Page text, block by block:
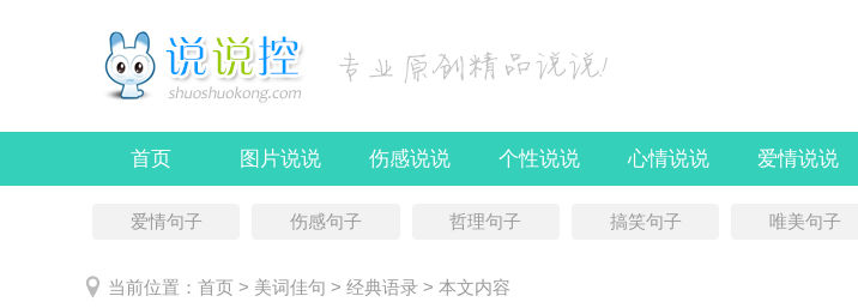
首页 图片说说 伤感说说 个性说说 心情说说 爱情说说
爱情句子 伤感句子 哲理句子 搞笑句子 唯美句子
当前位置： 首页 > 美词佳句 > 经典语录 > 本文内容